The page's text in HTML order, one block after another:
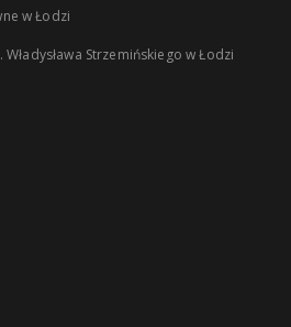
w Łodzi
Strzemińskiego w Łodzi